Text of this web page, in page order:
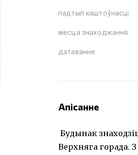
падтып каштоўнасці
месца знаходжання
датаванне
Апісанне
Будынак
Верхняга горада.